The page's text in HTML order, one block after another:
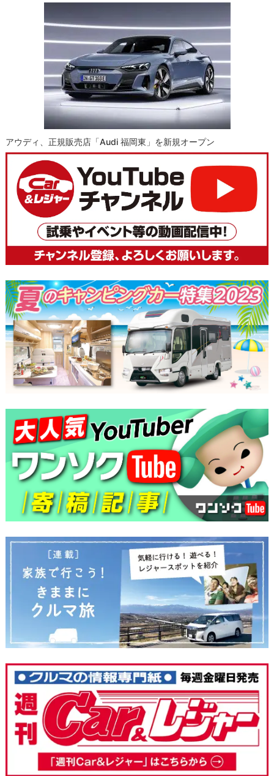
アウディ、正規販売店「Audi 福岡東」を新規オープン